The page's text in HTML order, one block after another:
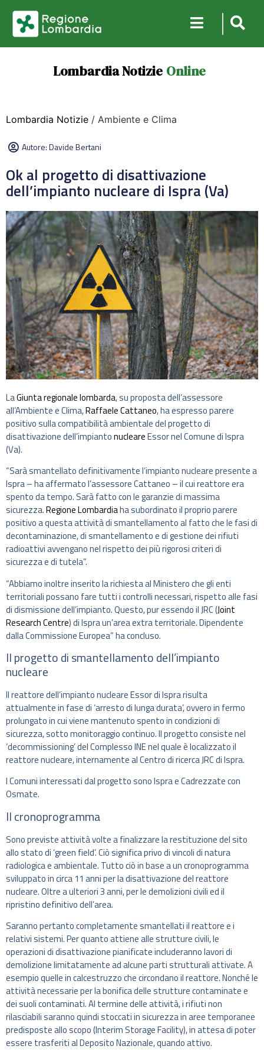
Lombardia Notizie Online
Lombardia Notizie / Ambiente e Clima
Autore:Davide Bertani
Ok al progetto di disattivazione
dell’impianto nucleare di Ispra (Va)
LaGiunta regionale lombarda, su proposta dell’assessore
all’Ambiente e Clima,Raffaele Cattaneo, ha espresso parere
positivo sulla compatibilità ambientale del progetto di
disattivazione dell’impiantonucleareEssor nel Comune di Ispra
(Va).
“Sarà smantellato definitivamente l’impianto nucleare presente a
Ispra – ha affermato l’assessore Cattaneo – il cui reattore era
spento da tempo. Sarà fatto con le garanzie di massima
sicurezza.Regione Lombardiaha subordinato il proprio parere
positivo a questa attività di smantellamento al fatto che le fasi di
decontaminazione, di smantellamento e di gestione dei rifiuti
radioattivi avvengano nel rispetto dei più rigorosi criteri di
sicurezza e di tutela”.
“Abbiamo inoltre inserito la richiesta al Ministero che gli enti
territoriali possano fare tutti i controlli necessari, rispetto alle fasi
di dismissione dell’impianto. Questo, pur essendo il JRC (Joint
Research Centre) di Ispra un’area extra territoriale. Dipendente
dalla Commissione Europea” ha concluso.
Il progetto di smantellamento dell’impianto
nucleare
Il reattore dell’impianto nucleare Essor di Ispra risulta
attualmente in fase di ‘arresto di lunga durata’, ovvero in fermo
prolungato in cui viene mantenuto spento in condizioni di
sicurezza, sotto monitoraggio continuo. Il progetto consiste nel
‘decommissioning’ del Complesso INE nel quale è localizzato il
reattore nucleare, internamente al Centro di ricerca JRC di Ispra.
I Comuni interessati dal progetto sono Ispra e Cadrezzate con
Osmate.
Il cronoprogramma
Sono previste attività volte a finalizzare la restituzione del sito
allo stato di ‘green field’. Ciò significa privo di vincoli di natura
radiologica e ambientale. Tutto ciò in base a un cronoprogramma
sviluppato in circa 11 anni per la disattivazione del reattore
nucleare. Oltre a ulteriori 3 anni, per le demolizioni civili ed il
ripristino definitivo dell’area.
Saranno pertanto completamente smantellati il reattore e i
relativi sistemi. Per quanto attiene alle strutture civili, le
operazioni di disattivazione pianificate includeranno lavori di
demolizione limitatamente ad alcune parti strutturali attivate. A
esempio quelle in calcestruzzo che circondano il reattore. Nonché le
attività necessarie per la bonifica delle strutture contaminate e
dei suoli contaminati. Al termine delle attività, i rifiuti non
rilasciabili saranno quindi stoccati in sicurezza in aree temporanee
predisposte allo scopo (Interim Storage Facility), in attesa di poter
essere trasferiti al Deposito Nazionale, quando attivo.